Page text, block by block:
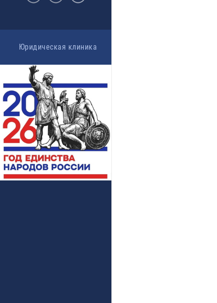
Юридическая клиника